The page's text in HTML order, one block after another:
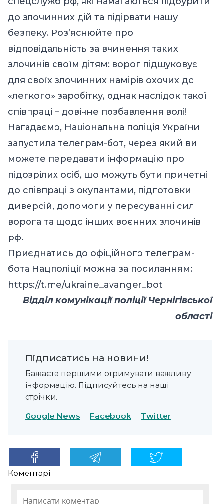
до злочинних дій та підірвати нашу
безпеку. Роз’яснюйте про
відповідальність за вчинення таких
злочинів своїм дітям: ворог підшуковує
для своїх злочинних намірів охочих до
«легкого» заробітку, однак наслідок такої
співпраці – довічне позбавлення волі!
Нагадаємо, Національна поліція України
запустила телеграм-бот, через який ви
можете передавати інформацію про
підозрілих осіб, що можуть бути причетні
до співпраці з окупантами, підготовки
диверсій, допомоги у пересуванні сил
ворога та щодо інших воєнних злочинів
рф.
Приєднатись до офіційного телеграм-
бота Нацполіції можна за посиланням:
https://t.me/ukraine_avanger_bot
Відділ комунікації поліції Чернігівської
області
Підписатись на новини!
Бажаєте першими отримувати важливу
інформацію. Підписуйтесь на наші
стрічки.
Google News Facebook Twitter
Коментарі